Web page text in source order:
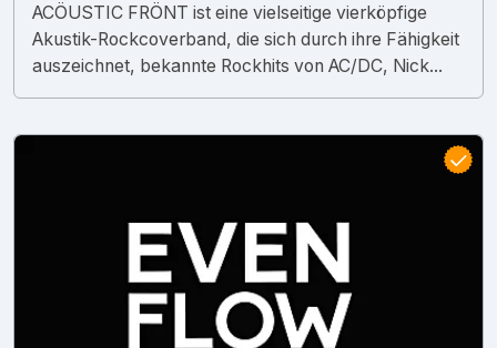
ACÖUSTIC FRÖNT ist eine vielseitige vierköpfige
Akustik-Rockcoverband, die sich durch ihre Fähigkeit
auszeichnet, bekannte Rockhits von AC/DC, Nick...